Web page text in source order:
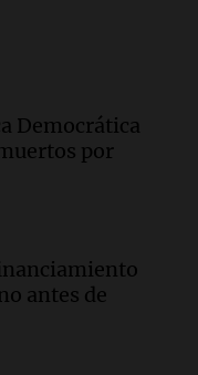
lucha
un trasplante
Democrática
por
antes de